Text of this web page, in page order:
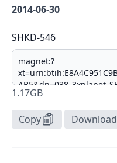
2014-06-30
SHKD-546
1.17GB
Copy Download